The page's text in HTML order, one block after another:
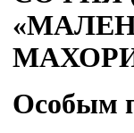
Особым